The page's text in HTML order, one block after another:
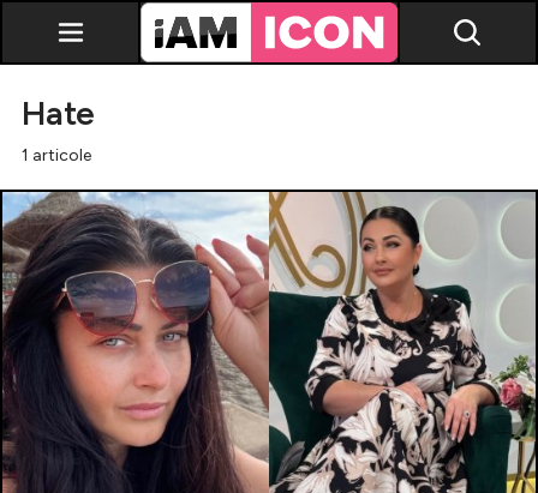
Vedete
Breaking news
Evenimente
Emisiuni TV
Horoscop
Lifestyle
Hate
1 articole